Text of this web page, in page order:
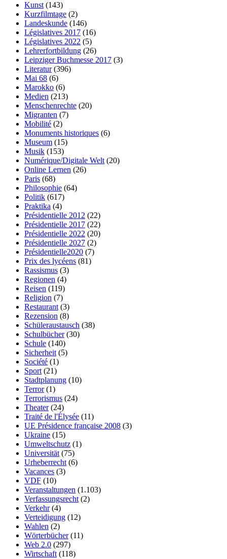
Kunst(143)
Kurzfilmtage (2)
Landeskunde (146)
Législatives 2017 (16)
Législatives 2022 (5)
Lehrerfortbildung (26)
Leipziger Buchmesse 2017 (3)
Literatur(396)
Mai 68 (6)
Marokko (6)
Medien (213)
Menschenrechte (20)
Migranten (7)
Mobilité (2)
Monuments historiques (6)
Museum (15)
Musik (153)
Numérique/Digitale Welt(20)
Online Lernen (26)
Paris (68)
Philosophie (64)
Politik (617)
Praktika (4)
Présidentielle 2012 (22)
Présidentielle 2017 (22)
Présidentielle 2022 (20)
Présidentielle 2027 (2)
Présidentielle2020 (7)
Prix des lycéens (81)
Rassismus (3)
Regionen (4)
Reisen (119)
Religion (7)
Restaurant(3)
Rezension (8)
Schüleraustausch (38)
Schulbücher(30)
Schule (140)
Sicherheit(5)
Société (1)
Sport(21)
Stadtplanung (10)
Terror(1)
Terrorismus (24)
Theater(24)
Traité de l'Élysée (11)
UE Présidence française 2008 (3)
Ukraine (15)
Umweltschutz (1)
Universität(75)
Urheberrecht(6)
Vacances (3)
VDF (10)
Veranstaltungen (1.103)
Verfassungsrecht(2)
Verkehr(4)
Verteidigung (12)
Wahlen (2)
Wörterbücher(11)
Web 2.0 (297)
Wirtschaft(118)